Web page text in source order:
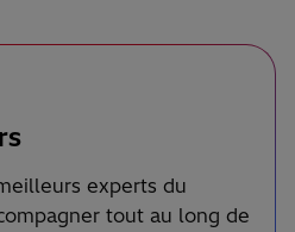
experts du
tout au long de